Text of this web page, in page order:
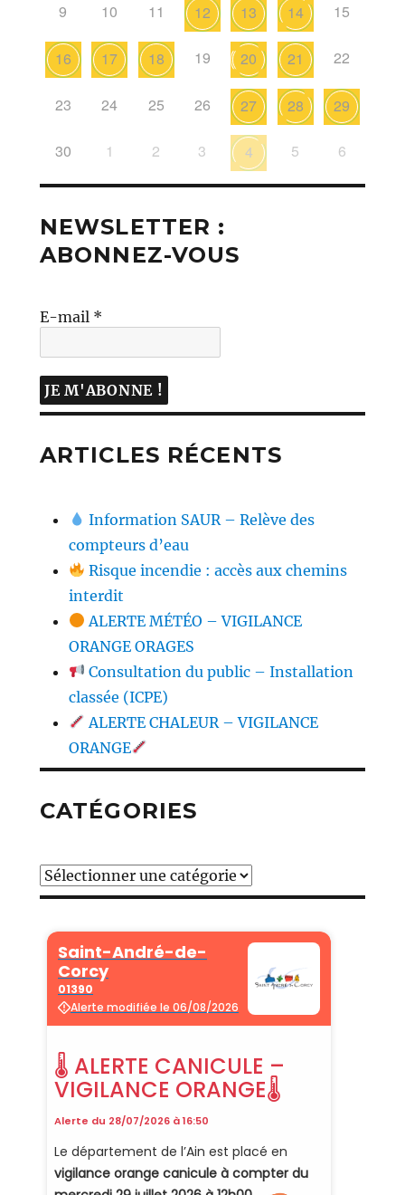
9 10 11 12 13 14 15
16 17 18 19 20 21 22
23 24 25 26 27 28 29
30 1 2 3 4 5 6
NEWSLETTER :
ABONNEZ-VOUS
E-mail *
ARTICLES RÉCENTS
Information SAUR – Relève des
compteurs d’eau
Risque incendie : accès aux chemins
interdit
ALERTE MÉTÉO – VIGILANCE
ORANGE ORAGES
Consultation du public – Installation
classée (ICPE)
ALERTE CHALEUR – VIGILANCE
ORANGE
CATÉGORIES
Catégories